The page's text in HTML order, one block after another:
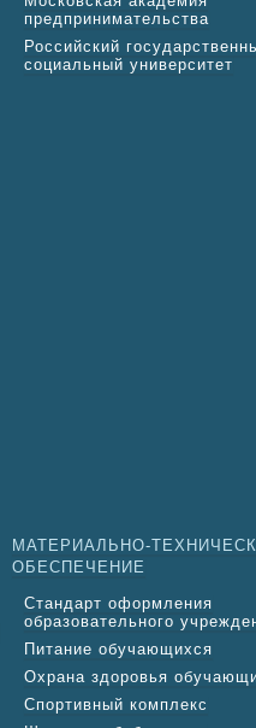
предпринимательства
Российский
социальный университет
МАТЕРИАЛЬНО-
ОБЕСПЕЧЕНИЕ
Стандарт оформления
образовательного
Питание обучающихся
Охрана здоровья
Спортивный комплекс